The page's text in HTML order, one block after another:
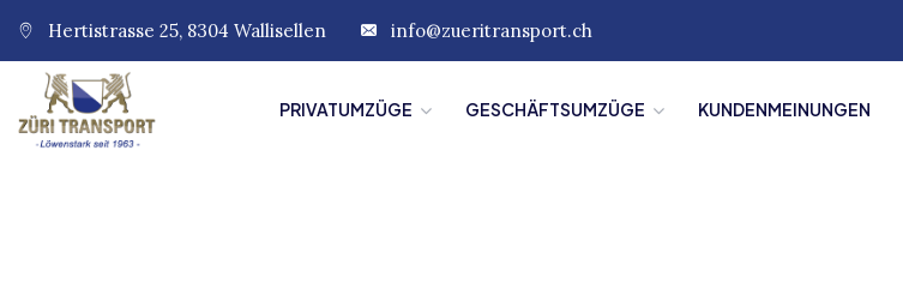
Hertistrasse 25, 8304 Wallisellen info@zueritransport.ch
PRIVATUMZÜGE GESCHÄFTSUMZÜGE KUNDENMEINUNGEN